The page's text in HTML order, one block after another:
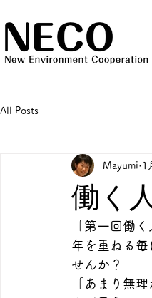
All Posts
働く
Mayumi 1
「第一回働
年を重ねる
せんか？
「あまり無